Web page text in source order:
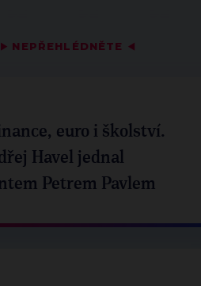
▶ NEPŘEHLÉDNĚTE ◀
euro i školství.
Havel jednal
Petrem Pavlem